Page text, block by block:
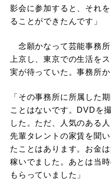
影会に参加すると、それ
ることができたんです」
念願かなって芸能事務
上京し、東京での生活を
実が待っていた。事務所
「その事務所に所属した
ことはないです。DVDを
した。ただ、人気のある
先輩タレントの家賃を聞
たことはあります。お金
稼いでました。あとは当
もらっていました」